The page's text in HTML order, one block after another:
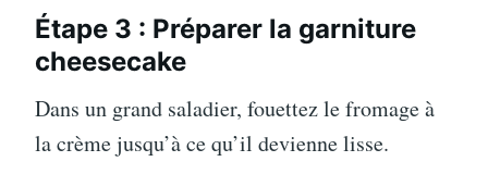
Étape 3 : Préparer la garniture
cheesecake
Dans un grand saladier, fouettez le fromage à
la crème jusqu’à ce qu’il devienne lisse.